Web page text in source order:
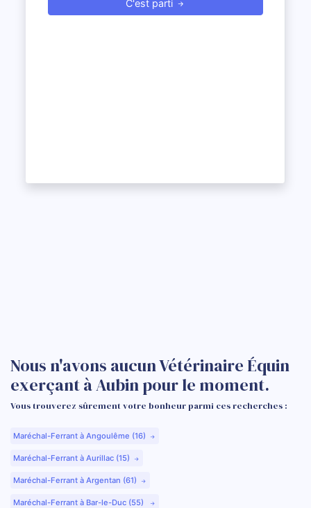
C'est parti
Nous n'avons aucun Vétérinaire Équin
exerçant à Aubin pour le moment.
Vous trouverez sûrement votre bonheur parmi ces recherches :
Maréchal-Ferrant à Angoulême (16)
Maréchal-Ferrant à Aurillac (15)
Maréchal-Ferrant à Argentan (61)
Maréchal-Ferrant à Bar-le-Duc (55)